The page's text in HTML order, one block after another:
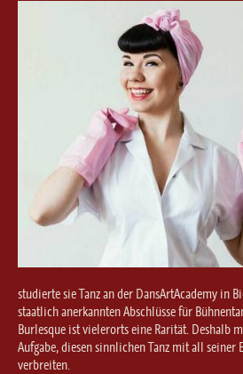
studierte sie Tanz an der DansArtAcademy in
staatlich anerkannten Abschlüsse für
Burlesque ist vielerorts eine Rarität. Deshalb
Aufgabe, diesen sinnlichen Tanz mit all seiner
verbreiten.